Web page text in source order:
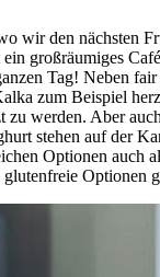
wir den nächsten
großräumiges
Tag! Neben fair
zum Beispiel
zu werden. Aber
stehen auf der
Optionen auch
Optionen